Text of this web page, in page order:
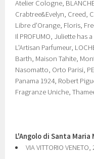
Atelier Cologne,
Crabtree&Evelyn, Creed,
Libre d'Orange, Floris,
Il PROFUMO, Juliette has
L'Artisan Parfumeur,
Barth, Maison Tahite,
Nasomatto, Orto Parisi,
Panama 1924, Robert
Fragranze Uniche,
L'Angolo di Santa Maria
VIA VITTORIO VENETO,